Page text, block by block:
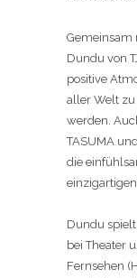
Gemeinsam
Dundu von
positive
aller Welt
werden.
TASUMA
die
einzigartigen
Dundu
bei Theater
Fernsehen